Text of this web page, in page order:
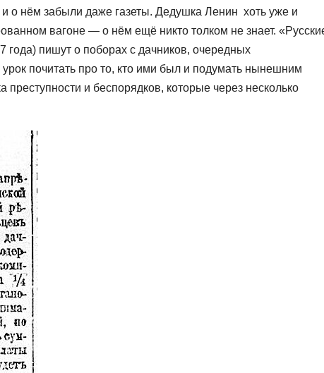
о нём забыли даже газеты. Дедушка Ленин хоть уже и
вагоне — о нём ещё никто толком не знает.
пишут о поборах с дачников, очередных
почитать про то, кто ими был и подумать нынешним
и беспорядков, которые через несколько